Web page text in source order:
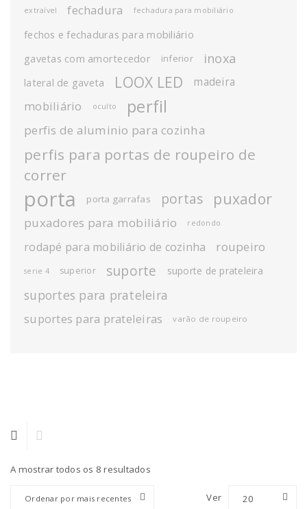
extraível fechadura fechadura para mobiliário
fechos e fechaduras para mobiliário
gavetas com amortecedor
inferior inoxa
lateral de gaveta LOOX LED madeira
mobiliário oculto perfil
perfis de aluminio para cozinha
perfis para portas de roupeiro de
correr
porta porta garrafas portas puxador
puxadores para mobiliário redondo
rodapé para mobiliário de cozinha roupeiro
serie 4 superior suporte suporte de prateleira
suportes para prateleira
suportes para prateleiras varão de roupeiro
A mostrar todos os 8 resultados
Ordenar por mais recentes Ver 20